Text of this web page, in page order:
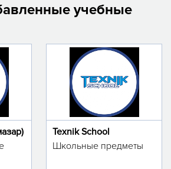
учебные
Texnik School
Школьные предметы